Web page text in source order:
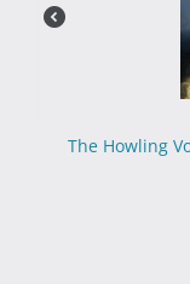
The Howling